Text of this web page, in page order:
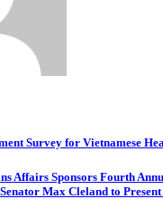
Survey for Vietnamese
Affairs Sponsors Fourth
Max Cleland to